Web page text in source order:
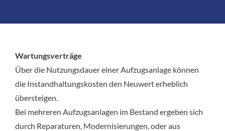
Kontakt
Impressum
Wartungsverträge
Über die Nutzungsdauer einer Aufzugsanlage können
die Instandhaltungskosten den Neuwert erheblich
übersteigen.
Bei mehreren Aufzugsanlagen im Bestand ergeben sich
durch Reparaturen, Modernisierungen, oder aus